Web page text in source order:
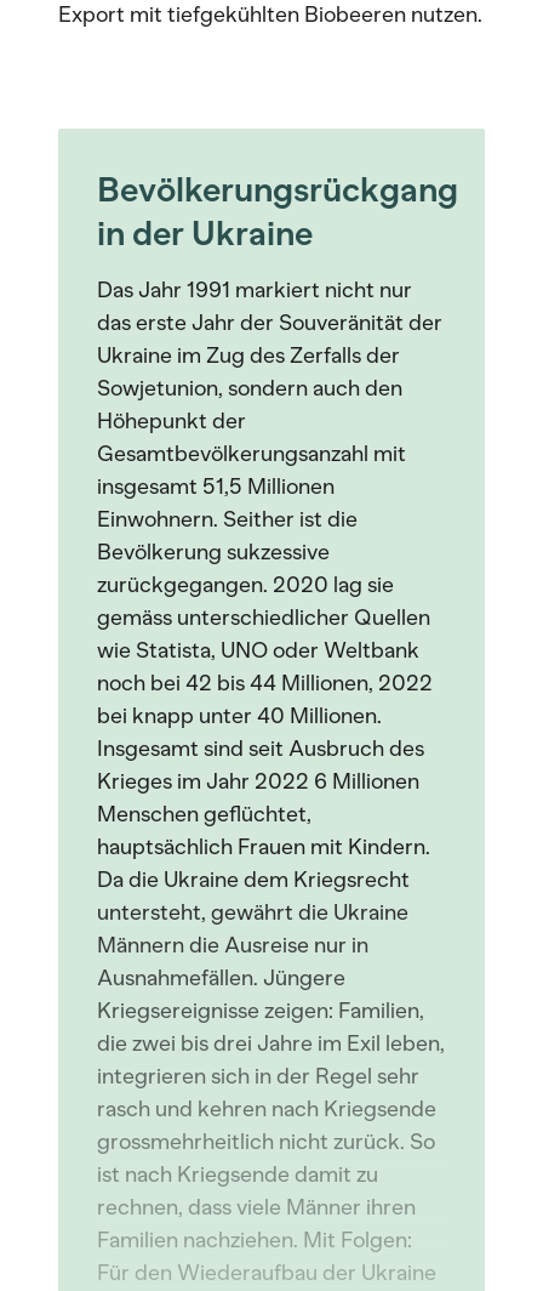
Export mit tiefgekühlten Biobeeren nutzen.
Bevölkerungsrückgang
in der Ukraine
Das Jahr 1991 markiert nicht nur
das erste Jahr der Souveränität der
Ukraine im Zug des Zerfalls der
Sowjetunion, sondern auch den
Höhepunkt der
Gesamtbevölkerungsanzahl mit
insgesamt 51,5 Millionen
Einwohnern. Seither ist die
Bevölkerung sukzessive
zurückgegangen. 2020 lag sie
gemäss unterschiedlicher Quellen
wie Statista, UNO oder Weltbank
noch bei 42 bis 44 Millionen, 2022
bei knapp unter 40 Millionen.
Insgesamt sind seit Ausbruch des
Krieges im Jahr 2022 6 Millionen
Menschen geflüchtet,
hauptsächlich Frauen mit Kindern.
Da die Ukraine dem Kriegsrecht
untersteht, gewährt die Ukraine
Männern die Ausreise nur in
Ausnahmefällen. Jüngere
Kriegsereignisse zeigen: Familien,
die zwei bis drei Jahre im Exil leben,
integrieren sich in der Regel sehr
rasch und kehren nach Kriegsende
grossmehrheitlich nicht zurück. So
ist nach Kriegsende damit zu
rechnen, dass viele Männer ihren
Familien nachziehen. Mit Folgen:
Für den Wiederaufbau der Ukraine